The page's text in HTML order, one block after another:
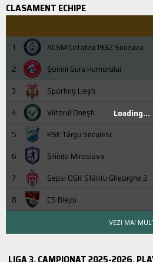
CLASAMENT ECHIPE
1
ACSM Cetatea 1932 Suceava
2
Şoimii Gura Humorului
3
Sporting Liești
4
Viitorul Onești
5
KSE Târgu Secuiesc
6
Știința Miroslava
7
Sepsi OSK Sfântu Gheorghe 2
8
CS Blejoi
Loading...
VEZI MAI